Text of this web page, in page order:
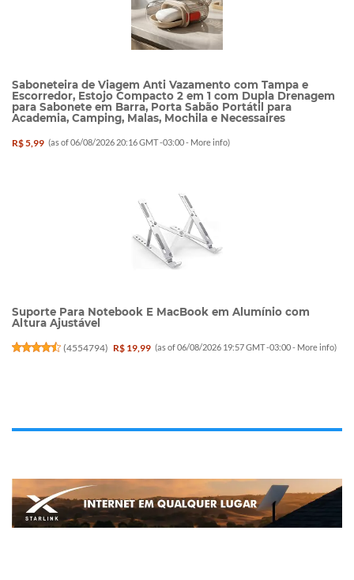
Saboneteira de Viagem Anti Vazamento com Tampa e
Escorredor, Estojo Compacto 2 em 1 com Dupla Drenagem
para Sabonete em Barra, Porta Sabão Portátil para
Academia, Camping, Malas, Mochila e Necessaires
R$ 5,99 (as of 06/08/2026 20:16 GMT -03:00 - More info)
Suporte Para Notebook E MacBook em Alumínio com
Altura Ajustável
(4554794) R$ 19,99 (as of 06/08/2026 19:57 GMT -03:00 - More info)